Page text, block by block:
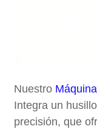
Nuestro
Integra un
precisión, que